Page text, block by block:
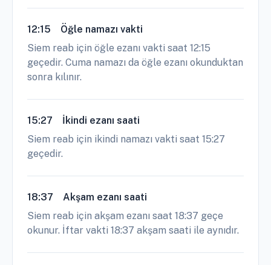
12:15
Öğle namazı vakti
Siem reab için öğle ezanı vakti saat 12:15
geçedir. Cuma namazı da öğle ezanı okunduktan
sonra kılınır.
15:27
İkindi ezanı saati
Siem reab için ikindi namazı vakti saat 15:27
geçedir.
18:37
Akşam ezanı saati
Siem reab için akşam ezanı saat 18:37 geçe
okunur. İftar vakti 18:37 akşam saati ile aynıdır.